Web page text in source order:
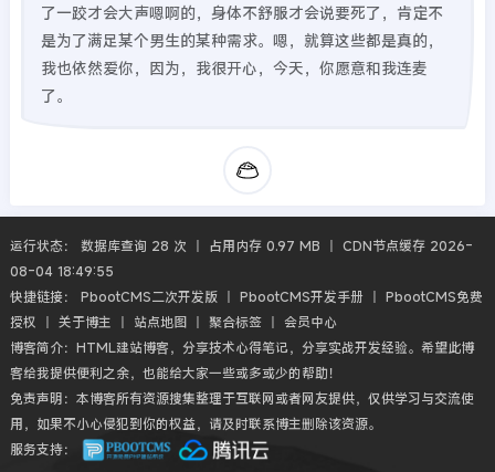
了一跤才会大声嗯啊的，身体不舒服才会说要死了，肯定不
是为了满足某个男生的某种需求。嗯，就算这些都是真的，
我也依然爱你，因为，我很开心，今天，你愿意和我连麦
了。
运行状态： 数据库查询 28 次 丨 占用内存 0.97 MB 丨 CDN节点缓存 2026-
08-04 18:49:55
快捷链接： PbootCMS二次开发版丨 PbootCMS开发手册 丨 PbootCMS免费
授权 丨 关于博主 丨 站点地图丨 聚合标签丨 会员中心
博客简介：HTML建站博客，分享技术心得笔记，分享实战开发经验。希望此博
客给我提供便利之余，也能给大家一些或多或少的帮助！
免责声明：本博客所有资源搜集整理于互联网或者网友提供，仅供学习与交流使
用，如果不小心侵犯到你的权益，请及时联系博主删除该资源。
服务支持：